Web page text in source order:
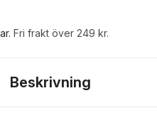
. Fri frakt över 249 kr.
Beskrivning